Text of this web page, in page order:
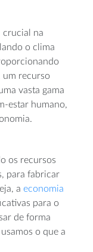
crucial na
o clima
um recurso
vasta gama
estar humano,
os recursos
para fabricar
a economia
para o
de forma
o que a